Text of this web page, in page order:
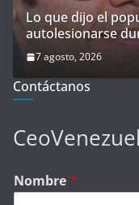
Lo que dijo el
autolesionarse
7 agosto, 2026
Contáctanos
Nombre*